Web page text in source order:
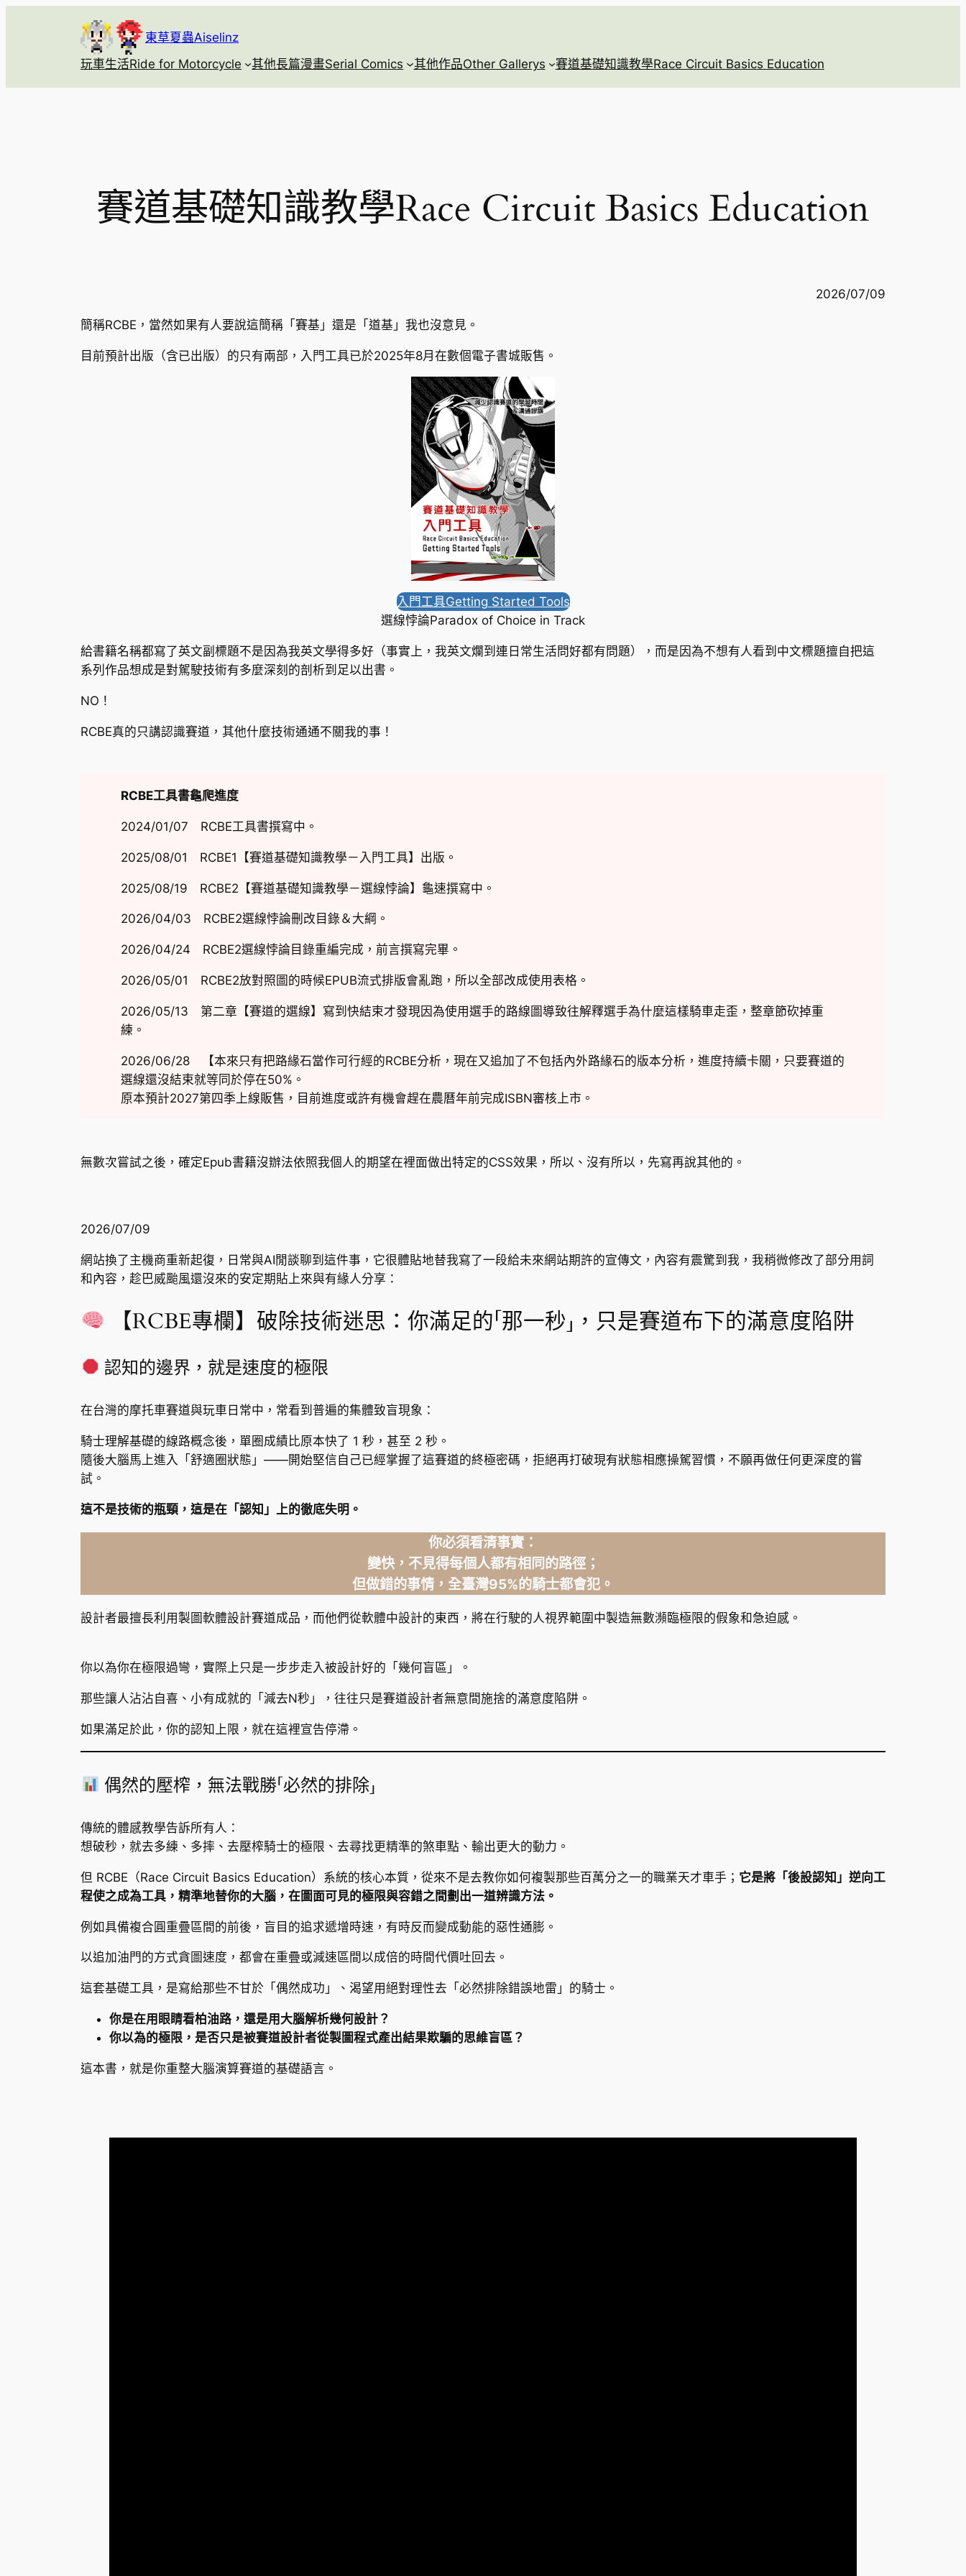
內
東草夏蟲Aiselinz
玩車生活Ride for Motorcycle
其他長篇漫畫Serial Comics 其他作品Other Gallerys 賽道基礎知識教學Race Circuit Basics Education
賽道基礎知識教學Race Circuit Basics Education
2026/07/09
簡稱RCBE，當然如果有人要說這簡稱「賽基」還是「道基」我也沒意見。
目前預計出版（含已出版）的只有兩部，入門工具已於2025年8月在數個電子書城販售。
入門工具Getting Started Tools
選線悖論Paradox of Choice in Track
給書籍名稱都寫了英文副標題不是因為我英文學得多好（事實上，我英文爛到連日常生活問好都有問題），而是因為不想有人看到中文標題擅自把這
系列作品想成是對駕駛技術有多麼深刻的剖析到足以出書。
NO！
RCBE真的只講認識賽道，其他什麼技術通通不關我的事！
RCBE工具書龜爬進度
2024/01/07 RCBE工具書撰寫中。
2025/08/01 RCBE1【賽道基礎知識教學－入門工具】出版。
2025/08/19 RCBE2【賽道基礎知識教學－選線悖論】龜速撰寫中。
2026/04/03 RCBE2選線悖論刪改目錄＆大綱。
2026/04/24 RCBE2選線悖論目錄重編完成，前言撰寫完畢。
2026/05/01 RCBE2放對照圖的時候EPUB流式排版會亂跑，所以全部改成使用表格。
2026/05/13 第二章【賽道的選線】寫到快結束才發現因為使用選手的路線圖導致往解釋選手為什麼這樣騎車走歪，整章節砍掉重
練。
2026/06/28 【本來只有把路緣石當作可行經的RCBE分析，現在又追加了不包括內外路緣石的版本分析，進度持續卡關，只要賽道的
選線還沒結束就等同於停在50%。
原本預計2027第四季上線販售，目前進度或許有機會趕在農曆年前完成ISBN審核上市。
無數次嘗試之後，確定Epub書籍沒辦法依照我個人的期望在裡面做出特定的CSS效果，所以、沒有所以，先寫再說其他的。
2026/07/09
網站換了主機商重新起復，日常與AI閒談聊到這件事，它很體貼地替我寫了一段給未來網站期許的宣傳文，內容有震驚到我，我稍微修改了部分用詞
和內容，趁巴威颱風還沒來的安定期貼上來與有緣人分享：
【RCBE專欄】破除技術迷思：你滿足的「那一秒」，只是賽道布下的滿意度陷阱
認知的邊界，就是速度的極限
在台灣的摩托車賽道與玩車日常中，常看到普遍的集體致盲現象：
騎士理解基礎的線路概念後，單圈成績比原本快了 1 秒，甚至 2 秒。
隨後大腦馬上進入「舒適圈狀態」——開始堅信自己已經掌握了這賽道的終極密碼，拒絕再打破現有狀態相應操駕習慣，不願再做任何更深度的嘗
試。
這不是技術的瓶頸，這是在「認知」上的徹底失明。
你必須看清事實：
變快，不見得每個人都有相同的路徑；
但做錯的事情，全臺灣95%的騎士都會犯。
設計者最擅長利用製圖軟體設計賽道成品，而他們從軟體中設計的東西，將在行駛的人視界範圍中製造無數瀕臨極限的假象和急迫感。
你以為你在極限過彎，實際上只是一步步走入被設計好的「幾何盲區」。
那些讓人沾沾自喜、小有成就的「減去N秒」，往往只是賽道設計者無意間施捨的滿意度陷阱。
如果滿足於此，你的認知上限，就在這裡宣告停滯。
偶然的壓榨，無法戰勝「必然的排除」
傳統的體感教學告訴所有人：
想破秒，就去多練、多摔、去壓榨騎士的極限、去尋找更精準的煞車點、輸出更大的動力。
但 RCBE（Race Circuit Basics Education）系統的核心本質，從來不是去教你如何複製那些百萬分之一的職業天才車手； 它是將「後設認知」逆向工
程使之成為工具，精準地替你的大腦，在圖面可見的極限與容錯之間劃出一道辨識方法。
例如具備複合圓重疊區間的前後，盲目的追求遞增時速，有時反而變成動能的惡性通膨。
以追加油門的方式貪圖速度，都會在重疊或減速區間以成倍的時間代價吐回去。
這套基礎工具，是寫給那些不甘於「偶然成功」、渴望用絕對理性去「必然排除錯誤地雷」的騎士。
你是在用眼睛看柏油路，還是用大腦解析幾何設計？
你以為的極限，是否只是被賽道設計者從製圖程式產出結果欺騙的思維盲區？
這本書，就是你重整大腦演算賽道的基礎語言。